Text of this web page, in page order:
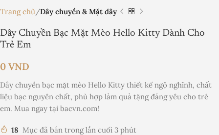
Trang chủ Dây chuyền & Mặt dây
Dây Chuyền Bạc Mặt Mèo Hello Kitty Dành Cho
Trẻ Em
0 VND
Dây chuyền bạc mặt mèo Hello Kitty thiết kế ngộ nghĩnh, chất
liệu bạc nguyên chất, phù hợp làm quà tặng đáng yêu cho trẻ
em. Mua ngay tại bacvn.com!
18 Mục đã bán trong lần cuối 3 phút